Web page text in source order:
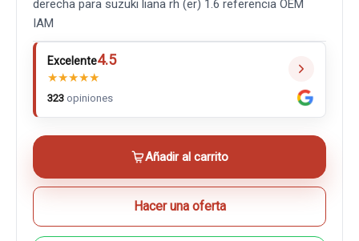
derecha para suzuki liana rh (er) 1.6 referencia OEM
IAM
Excelente4.5
★★★★★
323 opiniones
Añadir al carrito
Hacer una oferta